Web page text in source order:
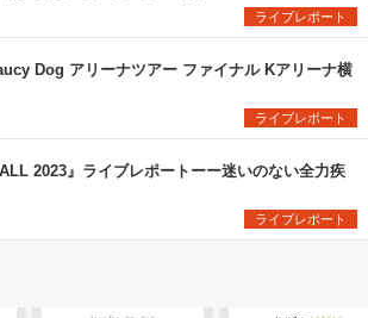
ライブレポート
Dog アリーナツアー ファイナル Kアリーナ横
ライブレポート
2023』ライブレポートーー迷いのない全力疾
ライブレポート